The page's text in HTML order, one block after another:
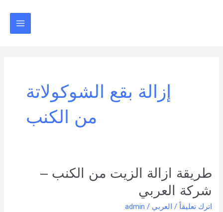
إزالة بقع الشوكولاتة
من الكنب
طريقة ازالة الزيت من الكنب –
شركة العربي
اترك تعليقاً / العربي /
admin
طريقة
ازالة
الزيت
من